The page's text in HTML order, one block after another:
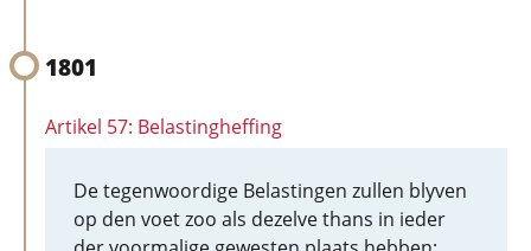
1801
Artikel 57: Belastingheffing
De tegenwoordige Belastingen zullen blyven
op den voet zoo als dezelve thans in ieder